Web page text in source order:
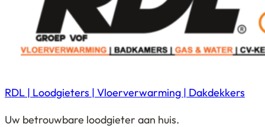
RDL | Loodgieters | Vloerverwarming | Dakdekkers
Uw betrouwbare loodgieter aan huis.